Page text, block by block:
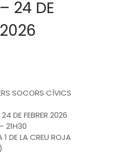
24 DE
2026
SOCORS CÍVICS
DE FEBRER 2026
21H30
DE LA CREU ROJA